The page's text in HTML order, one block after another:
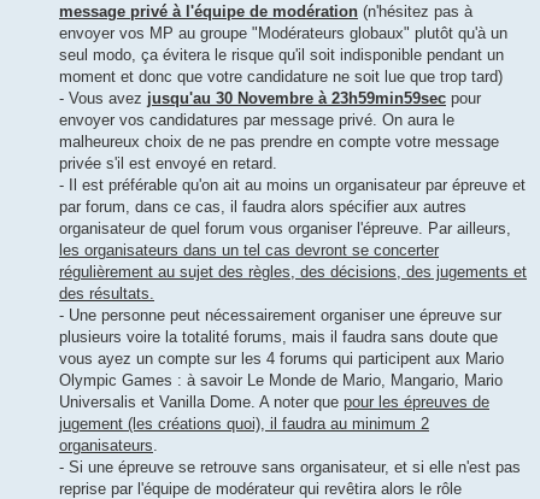
message privé à l'équipe de modération (n'hésitez pas à
envoyer vos MP au groupe "Modérateurs globaux" plutôt qu'à un
seul modo, ça évitera le risque qu'il soit indisponible pendant un
moment et donc que votre candidature ne soit lue que trop tard)
- Vous avez jusqu'au 30 Novembre à 23h59min59sec pour
envoyer vos candidatures par message privé. On aura le
malheureux choix de ne pas prendre en compte votre message
privée s'il est envoyé en retard.
- Il est préférable qu'on ait au moins un organisateur par épreuve et
par forum, dans ce cas, il faudra alors spécifier aux autres
organisateur de quel forum vous organiser l'épreuve. Par ailleurs,
les organisateurs dans un tel cas devront se concerter
régulièrement au sujet des règles, des décisions, des jugements et
des résultats.
- Une personne peut nécessairement organiser une épreuve sur
plusieurs voire la totalité forums, mais il faudra sans doute que
vous ayez un compte sur les 4 forums qui participent aux Mario
Olympic Games : à savoir Le Monde de Mario, Mangario, Mario
Universalis et Vanilla Dome. A noter que pour les épreuves de
jugement (les créations quoi), il faudra au minimum 2
organisateurs
- Si une épreuve se retrouve sans organisateur, et si elle n'est pas
reprise par l'équipe de modérateur qui revêtira alors le rôle